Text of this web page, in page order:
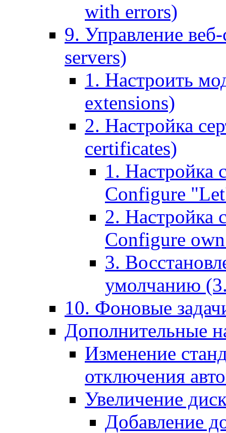
with errors)
9. Управление
servers)
1. Настроить
extensions)
2. Настройка
certificates)
1. Настройка
Configure
2. Настройка
Configure
3.
умолчанию
10. Фоновые
Дополнительные
Изменение
отключения
Увеличение
Добавление